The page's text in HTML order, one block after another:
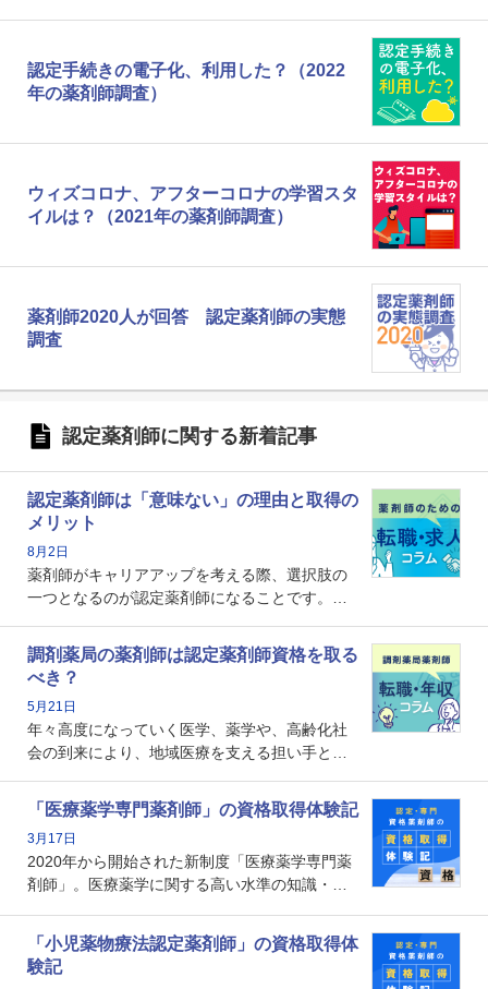
認定手続きの電子化、利用した？（2022
年の薬剤師調査）
ウィズコロナ、アフターコロナの学習スタ
イルは？（2021年の薬剤師調査）
薬剤師2020人が回答 認定薬剤師の実態
調査
認定薬剤師に関する新着記事
認定薬剤師は「意味ない」の理由と取得の
メリット
8月2日
薬剤師がキャリアアップを考える際、選択肢の
一つとなるのが認定薬剤師になることです。し
という声を聞いたことがあるかもしれません。
本記事では、認定薬剤師が「意味ない」といわ
れる理由や、取得するメリット、年収・キャリ
アへの影響を解説します。
調剤薬局の薬剤師は認定薬剤師資格を取る
べき？
5月21日
年々高度になっていく医学、薬学や、高齢化社
会の到来により、地域医療を支える担い手とし
で、重要度が増しているのが認定薬剤師という
資格です。認定薬剤師とはいったいどんな資格
なのでしょうか。それを取得するとどのような
メリットがあるのでしょうか。
「医療薬学専門薬剤師」の資格取得体験記
3月17日
2020年から開始された新制度「医療薬学専門薬
剤師」。医療薬学に関する高い水準の知識・技
剤師としての専門性を示す客観的な根拠の一つ
となります。取得要件は多岐に渡り、審査も複
数回ありますが、患者さんに対して一定の能力
「小児薬物療法認定薬剤師」の資格取得体
験記